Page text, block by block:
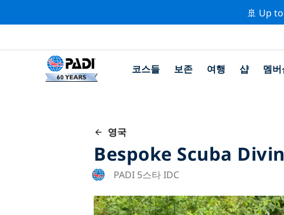
🚢 Up
코스들 보존 여행 샵 멤버
영국
Bespoke Scuba
PADI 5스타 IDC